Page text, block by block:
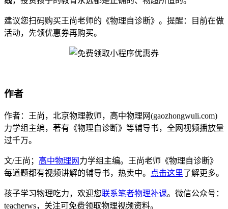
建议您扫码购买王尚老师的《物理自诊断》。提醒：目前在做
活动，先领优惠券再购买。
作者
作者：王尚，北京物理教师，高中物理网(gaozhongwuli.com)
力学组主编，著有《物理自诊断》等辅导书，全网视频播放量
过千万。
文/王尚； 高中物理网 力学组主编。王尚老师《物理自诊断》
每道题都有视频讲解的辅导书，热卖中。
点击这里了解更多。
孩子学习物理吃力，欢迎您联系笔者物理补课。微信公众号：
teacherws，关注可免费领取物理视频资料。